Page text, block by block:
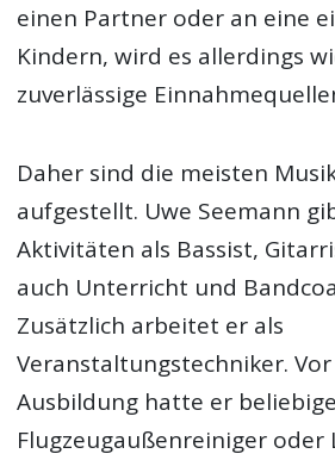
einen Partner oder an eine
Kindern, wird es allerdings
zuverlässige
Daher sind die meisten
aufgestellt. Uwe Seemann
Aktivitäten als Bassist,
auch Unterricht und
Zusätzlich arbeitet er als
Veranstaltungstechniker.
Ausbildung hatte er
Flugzeugaußenreiniger oder